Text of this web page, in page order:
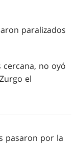
paralizados
no oyó
el
pasaron por la